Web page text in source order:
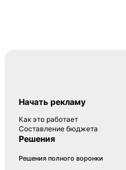
Начать рекламу
Как это работает
Составление бюджета
Решения
Решения полного воронки